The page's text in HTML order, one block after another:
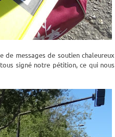
de messages de soutien chaleureux
signé notre pétition, ce qui nous